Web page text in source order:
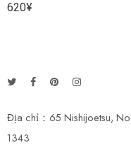
620¥
Địa chỉ：65 Nishijoetsu,
1343